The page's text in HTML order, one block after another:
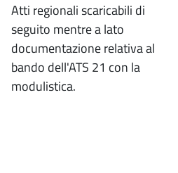
Atti regionali scaricabili di
seguito mentre a lato
documentazione relativa al
bando dell'ATS 21 con la
modulistica.